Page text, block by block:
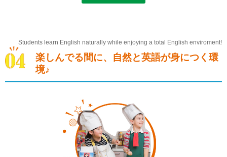
Students learn English naturally while enjoying a total English enviroment!
楽しんでる間に、自然と英語が身につく環
境♪